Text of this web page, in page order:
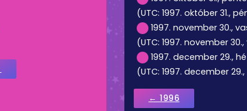
(UTC: 1997. október 31.,
1997. november 30.,
(UTC: 1997. november
1997. december 29.,
(UTC: 1997. december
← 1996